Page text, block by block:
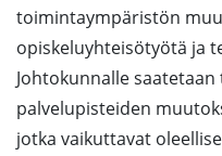
toimintaympäristön
opiskeluyhteisötyötä ja
Johtokunnalle
palvelupisteiden
jotka vaikuttavat